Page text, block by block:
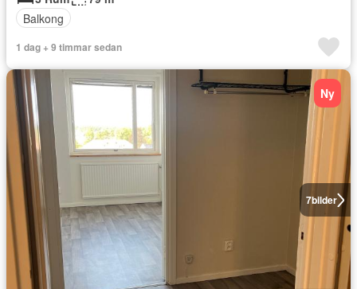
Balkong
1 dag + 9 timmar sedan
7bilder
Ny